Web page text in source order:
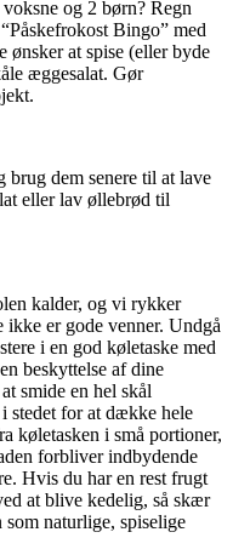
og 2 børn? Regn
Bingo” med
ønsker at spise (eller byde
æggesalat. Gør
brug dem senere til at lave
eller lav øllebrød til
kalder, og vi rykker
ikke er gode venner. Undgå
i en god køletaske med
beskyttelse af dine
smide en hel skål
stedet for at dække hele
køletasken i små portioner,
forbliver indbydende
Hvis du har en rest frugt
at blive kedelig, så skær
naturlige, spiselige